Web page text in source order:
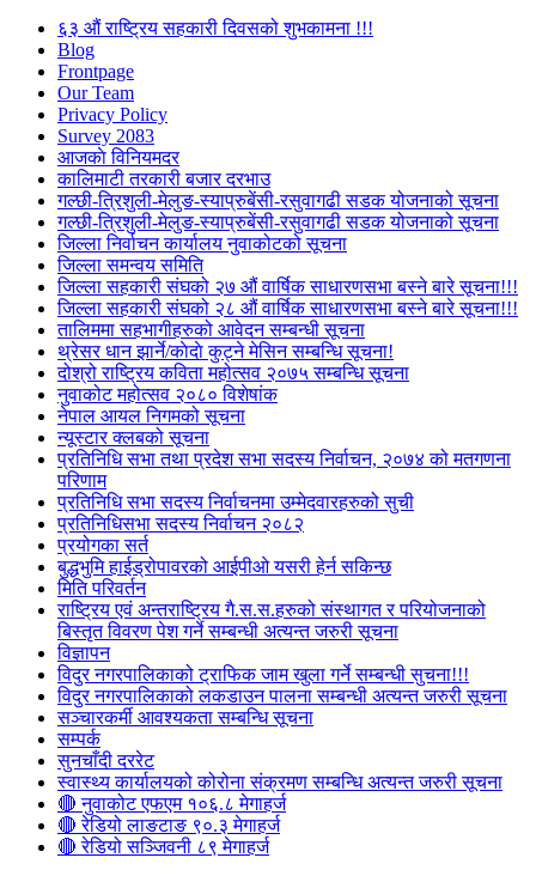
६३ औं राष्ट्रिय सहकारी दिवसको शुभकामना !!!
Blog
Frontpage
Our Team
Privacy Policy
Survey 2083
आजकाे विनियमदर
कालिमाटी तरकारी बजार दरभाउ
गल्छी-त्रिशुली-मेलुङ-स्याप्रुबेंसी-रसुवागढी सडक योजनाको सूचना
गल्छी-त्रिशुली-मेलुङ-स्याप्रुबेंसी-रसुवागढी सडक योजनाको सूचना
जिल्ला निर्वाचन कार्यालय नुवाकोटको सूचना
जिल्ला समन्वय समिति
जिल्ला सहकारी संघको २७ औं वार्षिक साधारणसभा बस्ने बारे सूचना!!!
जिल्ला सहकारी संघको २८ औं वार्षिक साधारणसभा बस्ने बारे सूचना!!!
तालिममा सहभागीहरुको आवेदन सम्बन्धी सूचना
थ्रेसर धान झार्ने/काेदाे कुट्ने मेसिन सम्बन्धि सूचना!
दोश्रो राष्ट्रिय कविता महोत्सव २०७५ सम्बन्धि सूचना
नुवाकोट महोत्सव २०८० विशेषांक
नेपाल आयल निगमको सूचना
न्यूस्टार क्लबको सूचना
प्रतिनिधि सभा तथा प्रदेश सभा सदस्य निर्वाचन, २०७४ को मतगणना
परिणाम
प्रतिनिधि सभा सदस्य निर्वाचनमा उम्मेदवारहरुको सुची
प्रतिनिधिसभा सदस्य निर्वाचन २०८२
प्रयोगका सर्त
बुद्धभुमि हाईड्रोपावरको आईपीओ यसरी हेर्न सकिन्छ
मिति परिवर्तन
राष्ट्रिय एवं अन्तराष्ट्रिय गै.स.स.हरुको संस्थागत र परियोजनाको
बिस्तृत विवरण पेश गर्ने सम्बन्धी अत्यन्त जरुरी सूचना
विज्ञापन
विदुर नगरपालिकाको ट्राफिक जाम खुला गर्ने सम्बन्धी सुचना!!!
विदुर नगरपालिकाको लकडाउन पालना सम्बन्धी अत्यन्त जरुरी सूचना
सञ्चारकर्मी आवश्यकता सम्बन्धि सूचना
सम्पर्क
सुनचाँदी दररेट
स्वास्थ्य कार्यालयको कोरोना संक्रमण सम्बन्धि अत्यन्त जरुरी सूचना
🔴 नुवाकोट एफएम १०६.८ मेगाहर्ज
🔴 रेडियो लाङटाङ ९०.३ मेगाहर्ज
🔴 रेडियो सञ्जिवनी ८९ मेगाहर्ज